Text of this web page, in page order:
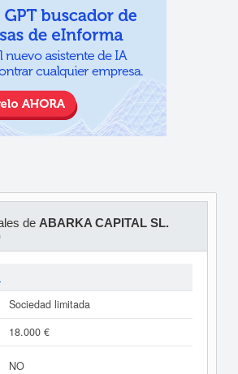
de ABARKA CAPITAL SL.
Sociedad limitada
18.000 €
NO